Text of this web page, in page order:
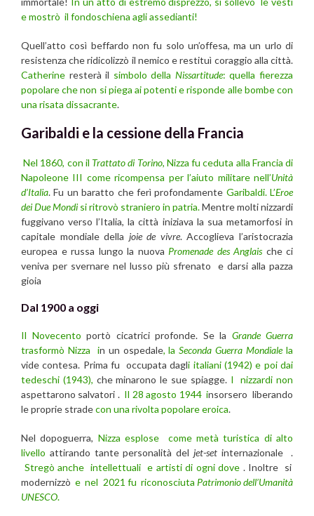
e mostrò il fondoschiena agli assedianti!
Quell’atto così beffardo non fu solo un’offesa, ma un urlo di
resistenza che ridicolizzò il nemico e restituì coraggio alla città.
Catherine resterà il simbolo della Nissartitude: quella fierezza
popolare che non si piega ai potenti e risponde alle bombe con
una risata dissacrante.
Garibaldi e la cessione della Francia
Nel 1860, con il Trattato di Torino, Nizza fu ceduta alla Francia di
Napoleone III come ricompensa per l’aiuto militare nell’Unità
d’Italia. Fu un baratto che ferì profondamente Garibaldi. L’Eroe
dei Due Mondi si ritrovò straniero in patria.Mentre molti nizzardi
fuggivano verso l’Italia, la città iniziava la sua metamorfosi in
capitale mondiale della joie de vivre. Accoglieva l’aristocrazia
europea e russa lungo la nuova Promenade des Anglaische ci
veniva per svernare nel lusso più sfrenato e darsi alla pazza
gioia
Dal 1900 a oggi
Il Novecento portò cicatrici profonde. Se la Grande Guerra
trasformò Nizza in un ospedale, laSeconda Guerra Mondialela
vide contesa. Prima fu occupata dagli italiani (1942) e poi dai
tedeschi (1943), che minarono le sue spiagge. I nizzardi non
aspettarono salvatori .Il 28 agosto 1944 insorsero liberando
le proprie stradecon una rivolta popolare eroica.
Nel dopoguerra, Nizza esplose come metà turistica di alto
livello attirando tante personalità del jet-setinternazionale .
Stregò anche intellettuali e artisti di ogni dove . Inoltre si
modernizzò e nel 2021 fu riconosciuta Patrimonio dell’Umanità
UNESCO.